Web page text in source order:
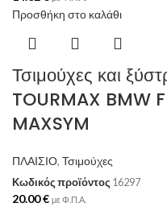
Προσθήκη στο καλάθι
Τσιμούχες και
TOURMAX BMW
MAXSYM
ΠΛΑΙΣΙΟ, Τσιμούχες
Κωδικός προϊόντος 16297
20.00€ με Φ.Π.Α.